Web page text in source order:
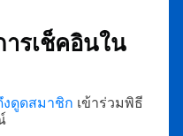
รเช็คอินใน
งดูดสมาชิก เข้าร่วมพิธี